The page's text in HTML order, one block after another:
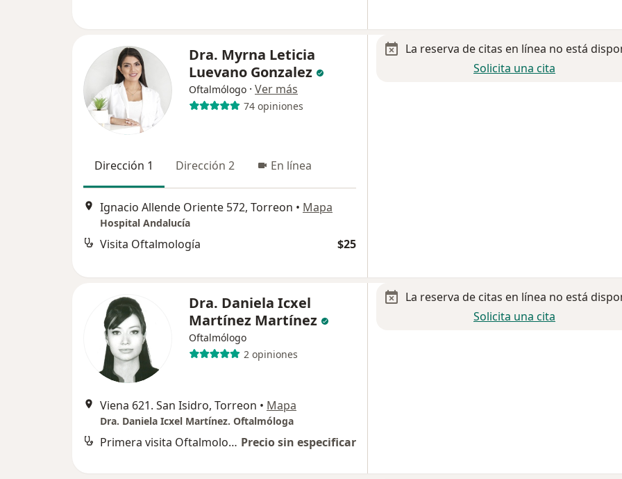
Dra. Myrna Leticia
Luevano Gonzalez
Oftalmólogo · Ver más
74 opiniones
Dirección 1 Dirección 2 En línea
Ignacio Allende Oriente 572, Torreon • Mapa
Hospital Andalucía
Visita Oftalmología $25
La reserva de citas en línea no está
Solicita una cita
Dra. Daniela Icxel
Martínez Martínez
Oftalmólogo
2 opiniones
Viena 621. San Isidro, Torreon • Mapa
Dra. Daniela Icxel Martínez. Oftalmóloga
Primera visita Oftalmología Precio sin especificar
La reserva de citas en línea no está
Solicita una cita